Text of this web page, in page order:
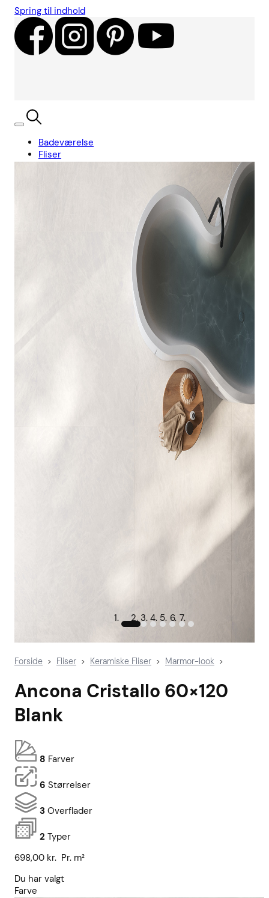
Spring til indhold
Badeværelse
Fliser
Kurv
Forside > Fliser > Keramiske Fliser > Marmor-look >
Ancona Cristallo 60×120
Blank
8 Farver
6 Størrelser
3 Overflader
2 Typer
698,00 kr. Pr. m²
Du har valgt
Farve